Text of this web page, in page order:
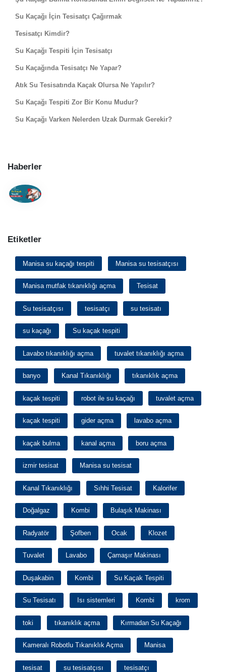
Su Kaçağı İçin Tesisatçı Çağırmak
Tesisatçı Kimdir?
Su Kaçağı Tespiti İçin Tesisatçı
Su Kaçağında Tesisatçı Ne Yapar?
Atık Su Tesisatında Kaçak Olursa Ne Yapılır?
Su Kaçağı Tespiti Zor Bir Konu Mudur?
Su Kaçağı Varken Nelerden Uzak Durmak Gerekir?
Haberler
Etiketler
Manisa su kaçağı tespiti Manisa su tesisatçısı
Manisa mutfak tıkanıklığı açma Tesisat
Su tesisatçısı tesisatçı su tesisatı
su kaçağı Su kaçak tespiti
Lavabo tıkanıklığı açma tuvalet tıkanıklığı açma
banyo Kanal Tıkanıklığı tıkanıklık açma
kaçak tespiti robot ile su kaçağı tuvalet açma
kaçak tespiti gider açma lavabo açma
kaçak bulma kanal açma boru açma
izmir tesisat Manisa su tesisat
Kanal Tıkanıklığı Sıhhi Tesisat Kalorifer
Doğalgaz Kombi Bulaşık Makinası
Radyatör Şofben Ocak Klozet
Tuvalet Lavabo Çamaşır Makinası
Duşakabin Kombi Su Kaçak Tespiti
Su Tesisatı Isı sistemleri Kombi krom
toki tıkanıklık açma Kırmadan Su Kaçağı
Kameralı Robotlu Tıkanıklık Açma Manisa
tesisat su tesisatçısı tesisatçı